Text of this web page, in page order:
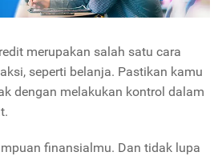
merupakan salah satu cara
seperti belanja. Pastikan kamu
dengan melakukan kontrol dalam
finansialmu. Dan tidak lupa